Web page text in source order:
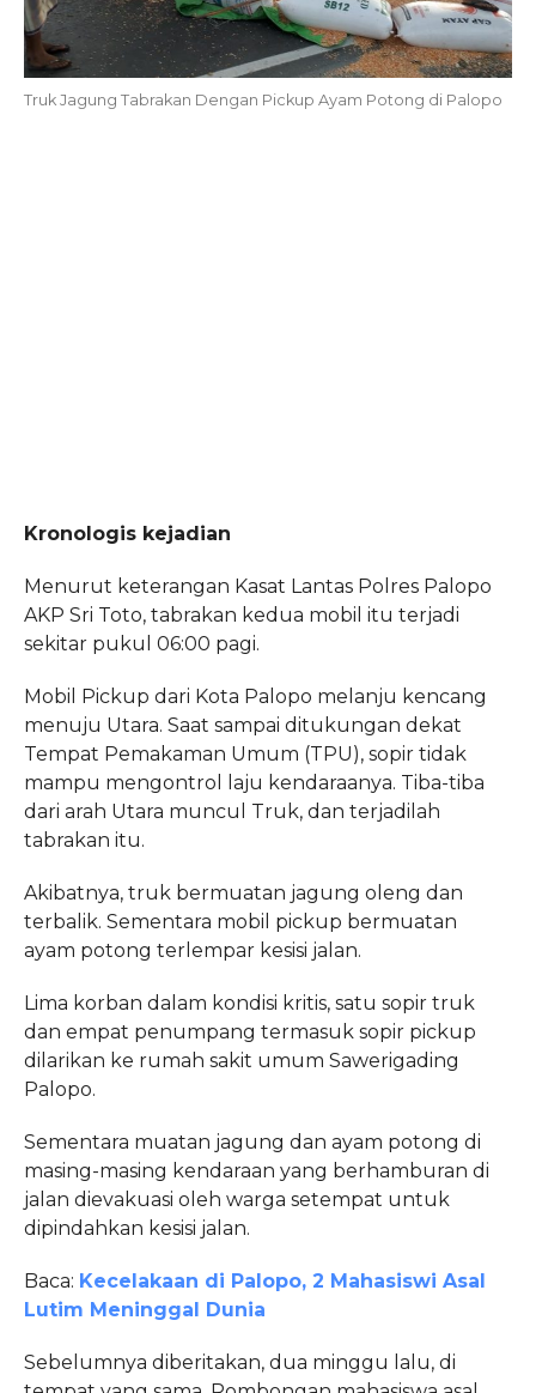
Truk Jagung Tabrakan Dengan Pickup Ayam Potong di Palopo
Kronologis kejadian
Menurut keterangan Kasat Lantas Polres Palopo
AKP Sri Toto, tabrakan kedua mobil itu terjadi
sekitar pukul 06:00 pagi.
Mobil Pickup dari Kota Palopo melanju kencang
menuju Utara. Saat sampai ditukungan dekat
Tempat Pemakaman Umum (TPU), sopir tidak
mampu mengontrol laju kendaraanya. Tiba-tiba
dari arah Utara muncul Truk, dan terjadilah
tabrakan itu.
Akibatnya, truk bermuatan jagung oleng dan
terbalik. Sementara mobil pickup bermuatan
ayam potong terlempar kesisi jalan.
Lima korban dalam kondisi kritis, satu sopir truk
dan empat penumpang termasuk sopir pickup
dilarikan ke rumah sakit umum Sawerigading
Palopo.
Sementara muatan jagung dan ayam potong di
masing-masing kendaraan yang berhamburan di
jalan dievakuasi oleh warga setempat untuk
dipindahkan kesisi jalan.
Baca: Kecelakaan di Palopo, 2 Mahasiswi Asal
Lutim Meninggal Dunia
Sebelumnya diberitakan, dua minggu lalu, di